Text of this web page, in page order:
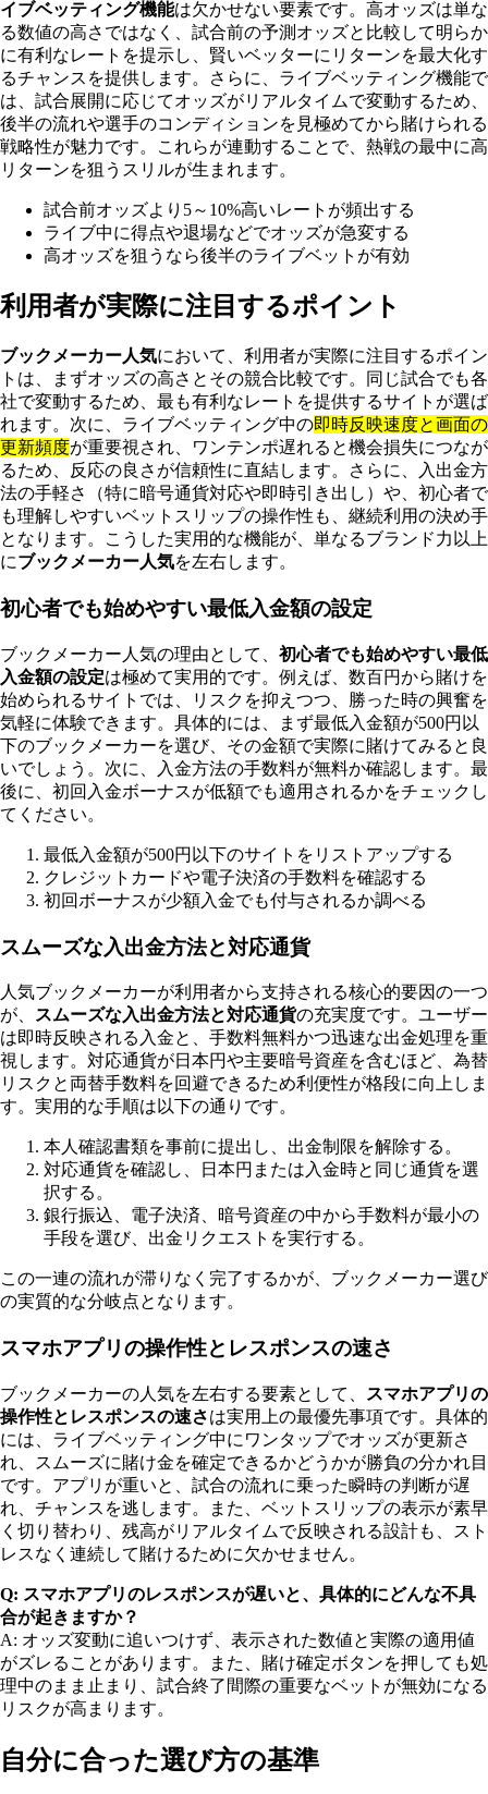
イブベッティング機能は欠かせない要素です。高オッズは単な
る数値の高さではなく、試合前の予測オッズと比較して明らか
に有利なレートを提示し、賢いベッターにリターンを最大化す
るチャンスを提供します。さらに、ライブベッティング機能で
は、試合展開に応じてオッズがリアルタイムで変動するため、
後半の流れや選手のコンディションを見極めてから賭けられる
戦略性が魅力です。これらが連動することで、熱戦の最中に高
リターンを狙うスリルが生まれます。
試合前オッズより5～10%高いレートが頻出する
ライブ中に得点や退場などでオッズが急変する
高オッズを狙うなら後半のライブベットが有効
利用者が実際に注目するポイント
ブックメーカー人気において、利用者が実際に注目するポイン
トは、まずオッズの高さとその競合比較です。同じ試合でも各
社で変動するため、最も有利なレートを提供するサイトが選ば
れます。次に、ライブベッティング中の即時反映速度と画面の
更新頻度が重要視され、ワンテンポ遅れると機会損失につなが
るため、反応の良さが信頼性に直結します。さらに、入出金方
法の手軽さ（特に暗号通貨対応や即時引き出し）や、初心者で
も理解しやすいベットスリップの操作性も、継続利用の決め手
となります。こうした実用的な機能が、単なるブランド力以上
にブックメーカー人気を左右します。
初心者でも始めやすい最低入金額の設定
ブックメーカー人気の理由として、 初心者でも始めやすい最低
入金額の設定は極めて実用的です。例えば、数百円から賭けを
始められるサイトでは、リスクを抑えつつ、勝った時の興奮を
気軽に体験できます。具体的には、まず最低入金額が500円以
下のブックメーカーを選び、その金額で実際に賭けてみると良
いでしょう。次に、入金方法の手数料が無料か確認します。最
後に、初回入金ボーナスが低額でも適用されるかをチェックし
てください。
最低入金額が500円以下のサイトをリストアップする
クレジットカードや電子決済の手数料を確認する
初回ボーナスが少額入金でも付与されるか調べる
スムーズな入出金方法と対応通貨
人気ブックメーカーが利用者から支持される核心的要因の一つ
が、
スムーズな入出金方法と対応通貨の充実度です。ユーザー
は即時反映される入金と、手数料無料かつ迅速な出金処理を重
視します。対応通貨が日本円や主要暗号資産を含むほど、為替
リスクと両替手数料を回避できるため利便性が格段に向上しま
す。実用的な手順は以下の通りです。
本人確認書類を事前に提出し、出金制限を解除する。
対応通貨を確認し、日本円または入金時と同じ通貨を選
択する。
銀行振込、電子決済、暗号資産の中から手数料が最小の
手段を選び、出金リクエストを実行する。
この一連の流れが滞りなく完了するかが、ブックメーカー選び
の実質的な分岐点となります。
スマホアプリの操作性とレスポンスの速さ
ブックメーカーの人気を左右する要素として、
スマホアプリの
操作性とレスポンスの速さは実用上の最優先事項です。具体的
には、ライブベッティング中にワンタップでオッズが更新さ
れ、スムーズに賭け金を確定できるかどうかが勝負の分かれ目
です。アプリが重いと、試合の流れに乗った瞬時の判断が遅
れ、チャンスを逃します。また、ベットスリップの表示が素早
く切り替わり、残高がリアルタイムで反映される設計も、スト
レスなく連続して賭けるために欠かせません。
Q: スマホアプリのレスポンスが遅いと、具体的にどんな不具
合が起きますか？
A: オッズ変動に追いつけず、表示された数値と実際の適用値
がズレることがあります。また、賭け確定ボタンを押しても処
理中のまま止まり、試合終了間際の重要なベットが無効になる
リスクが高まります。
自分に合った選び方の基準